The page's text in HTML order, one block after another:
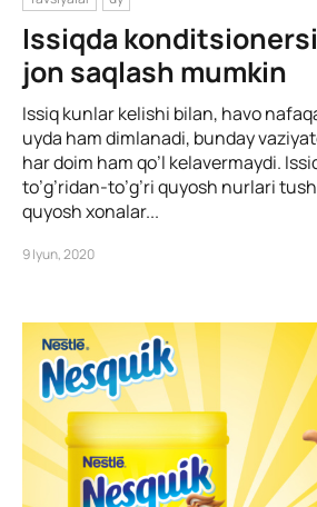
Issiqda
jon saqlash mumkin
Issiq kunlar kelishi bilan, havo
uyda ham dimlanadi, bunday
har doim ham qo’l kelavermaydi.
to’g’ridan-to’g’ri quyosh nurlari
quyosh xonalar...
9 Iyun, 2020